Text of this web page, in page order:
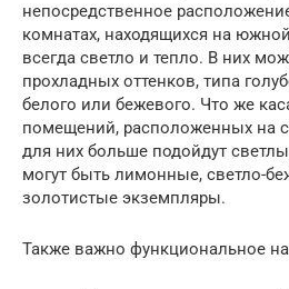
непосредственное
комнатах, находящихся на
всегда светло и тепло. В них
прохладных оттенков, типа
белого или бежевого. Что же
помещений, расположенных на
для них больше подойдут
могут быть лимонные, светло-
золотистые экземпляры.
Также важно функциональное